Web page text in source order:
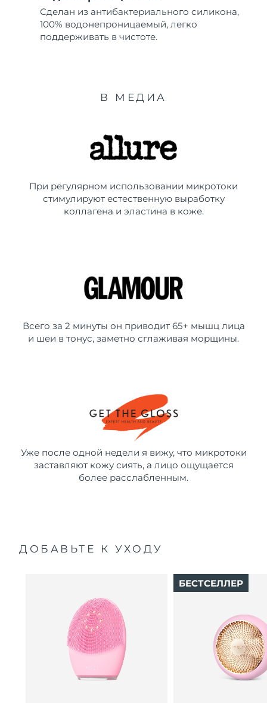
Сделан из антибактериального силикона,
100% водонепроницаемый, легко
поддерживать в чистоте.
В МЕДИА
При регулярном использовании микротоки
стимулируют естественную выработку
коллагена и эластина в коже.
Всего за 2 минуты он приводит 65+ мышц лица
и шеи в тонус, заметно сглаживая морщины.
Уже после одной недели я вижу, что микротоки
заставляют кожу сиять, а лицо ощущается
более расслабленным.
ДОБАВЬТЕ К УХОДУ
БЕСТСЕЛЛЕР